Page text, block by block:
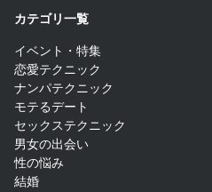
カテゴリ一覧
イベント・特集
恋愛テクニック
ナンパテクニック
モテるデート
セックステクニック
男女の出会い
性の悩み
結婚